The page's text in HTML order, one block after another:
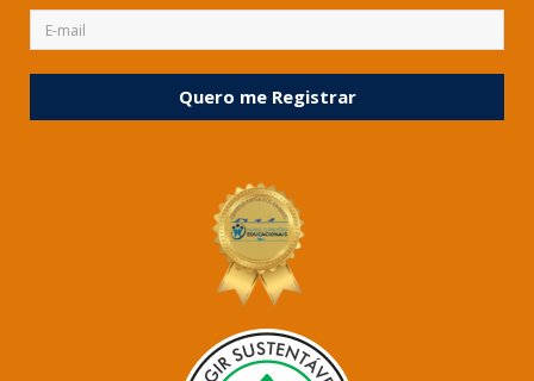
Quero me Registrar